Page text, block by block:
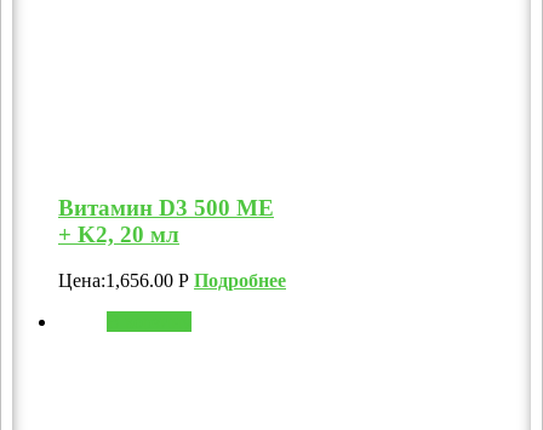
Витамин D3 500 МЕ
+ K2, 20 мл
Цена:1,656.00 Р Подробнее